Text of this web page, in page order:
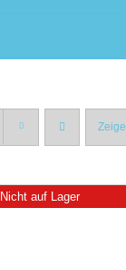
Zeige
Nicht auf Lager